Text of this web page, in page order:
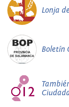
Lonja
Boletín